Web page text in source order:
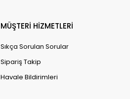
MÜŞTERİ HİZMETLERİ
Sıkça Sorulan Sorular
Sipariş Takip
Havale Bildirimleri